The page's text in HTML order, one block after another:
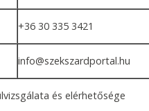
+36 30 335 3421
info@szekszardportal.hu
és elérhetősége